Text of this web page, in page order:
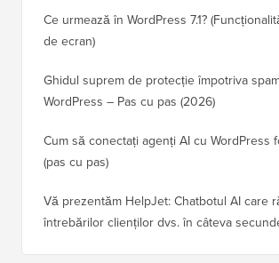
Ce urmează în WordPress 7.1?
de ecran)
Ghidul suprem de protecție împotriva
WordPress – Pas cu pas (2026)
Cum să conectați agenți AI cu WordPress
(pas cu pas)
Vă prezentăm HelpJet: Chatbotul AI care
întrebărilor clienților dvs. în câteva